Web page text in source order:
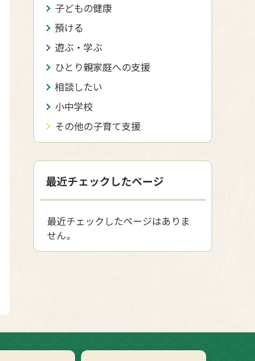
子どもの健康
預ける
遊ぶ・学ぶ
ひとり親家庭への支援
相談したい
小中学校
その他の子育て支援
最近チェックしたページ
最近チェックしたページはありま
せん。